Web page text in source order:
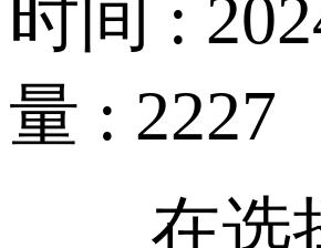
时间 :
量 : 2227
在选择